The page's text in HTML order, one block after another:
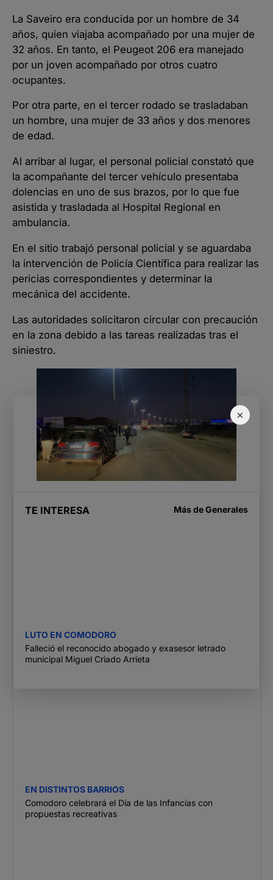
×
La Saveiro era conducida por un hombre de 34
años, quien viajaba acompañado por una mujer de
32 años. En tanto, el Peugeot 206 era manejado
por un joven acompañado por otros cuatro
ocupantes.
Por otra parte, en el tercer rodado se trasladaban
un hombre, una mujer de 33 años y dos menores
de edad.
Al arribar al lugar, el personal policial constató que
la acompañante del tercer vehículo presentaba
dolencias en uno de sus brazos, por lo que fue
asistida y trasladada al Hospital Regional en
ambulancia.
En el sitio trabajó personal policial y se aguardaba
la intervención de Policía Científica para realizar las
pericias correspondientes y determinar la
mecánica del accidente.
Las autoridades solicitaron circular con precaución
en la zona debido a las tareas realizadas tras el
siniestro.
TE INTERESA Más deGenerales
LUTO EN COMODORO
Falleció el reconocido abogado y exasesor letrado
municipal Miguel Criado Arrieta
EN DISTINTOS BARRIOS
Comodoro celebrará el Día de las Infancias con
propuestas recreativas